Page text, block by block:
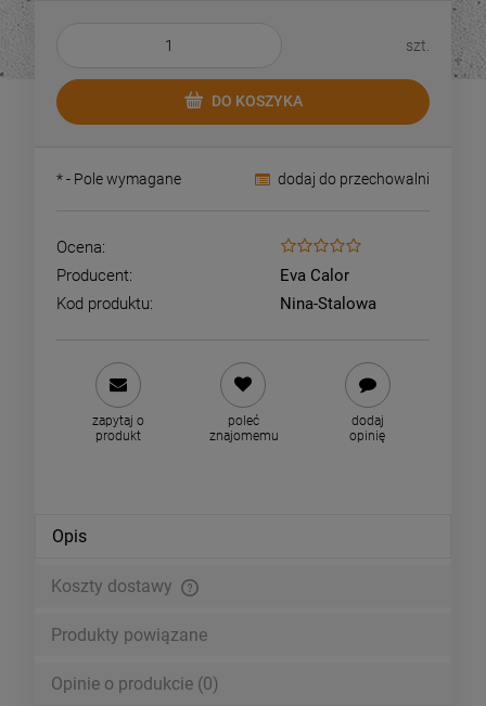
szt.
DO KOSZYKA
dodaj do przechowalni
*- Pole wymagane
Ocena:
Producent:
Eva Calor
Kod produktu:
Nina-Stalowa
zapytaj o
produkt
poleć
znajomemu
dodaj
opinię
Opis
Koszty dostawy
Produkty powiązane
Opinie o produkcie (0)